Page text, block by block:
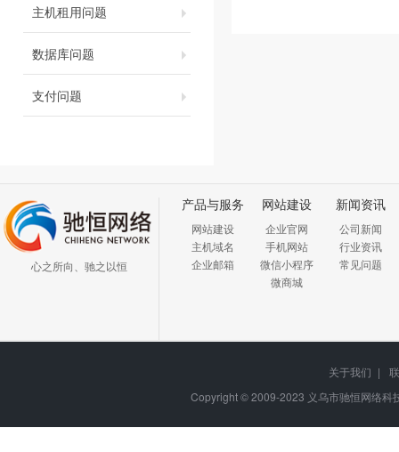
主机租用问题
数据库问题
支付问题
心之所向、驰之以恒
产品与服务
网站建设
主机域名
企业邮箱
网站建设
企业官网
手机网站
微信小程序
微商城
新闻资讯
公司新闻
行业资讯
常见问题
关于我们 |
Copyright © 2009-2023 义乌市驰恒网络科